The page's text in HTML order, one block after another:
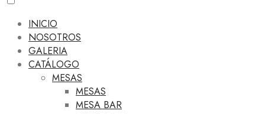
INICIO
NOSOTROS
GALERIA
CATÁLOGO
MESAS
MESAS
MESA BAR